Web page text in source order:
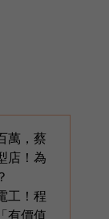
萬，蔡
店！為
工！程
有價值